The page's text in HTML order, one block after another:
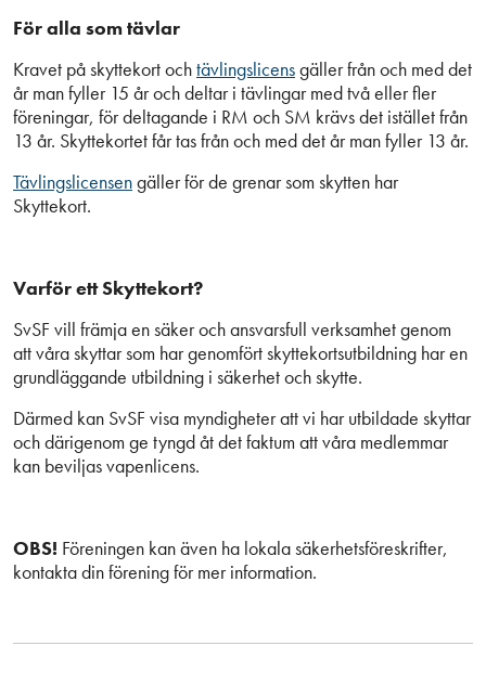
För alla som tävlar
Kravet på skyttekort ochtävlingslicensgäller från och med det
år man fyller 15 år och deltar i tävlingar med två eller fler
föreningar, för deltagande i RM och SM krävs det istället från
13 år. Skyttekortet får tas från och med det år man fyller 13 år.
Tävlingslicensengäller för de grenar som skytten har
Skyttekort.
Varför ett Skyttekort?
SvSF vill främja en säker och ansvarsfull verksamhet genom
att våra skyttar som har genomfört skyttekortsutbildning har en
grundläggande utbildning i säkerhet och skytte.
Därmed kan SvSF visa myndigheter att vi har utbildade skyttar
och därigenom ge tyngd åt det faktum att våra medlemmar
kan beviljas vapenlicens.
OBS! Föreningen kan även ha lokala säkerhetsföreskrifter,
kontakta din förening för mer information.